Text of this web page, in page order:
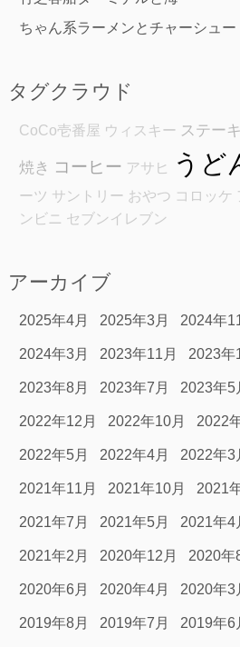
ちゃん系ラーメンとチャーシュー
タグクラウド
CoCo壱番屋 ウィスキー ステーキ
焼き コーヒー アサヒ うど
ーツ サントリー おやつ コロッケ
ンビニ セブンイレブン
アーカイブ
2025年4月 2025年3月 2024年
2024年3月 2023年11月 2023年
2023年8月 2023年7月 2023年5
2022年12月 2022年10月 2022
2022年5月 2022年4月 2022年3
2021年11月 2021年10月 2021
2021年7月 2021年5月 2021年4
2021年2月 2020年12月 2020年
2020年6月 2020年4月 2020年3
2019年8月 2019年7月 2019年6